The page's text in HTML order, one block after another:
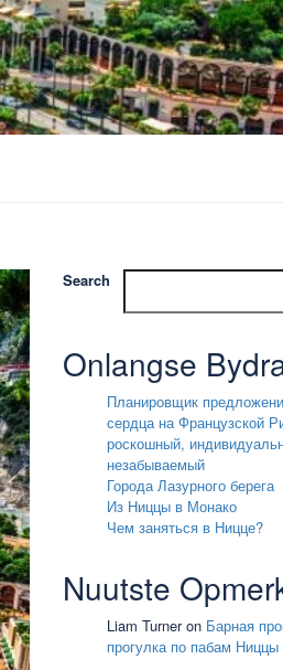
Search
Onlangse
Планировщик
сердца на Французской
роскошный,
незабываемый
Города Лазурного берега
Из Ниццы в Монако
Чем заняться в Ницце?
Nuutste
Liam Turneron Барная
прогулка по пабам Ниццы